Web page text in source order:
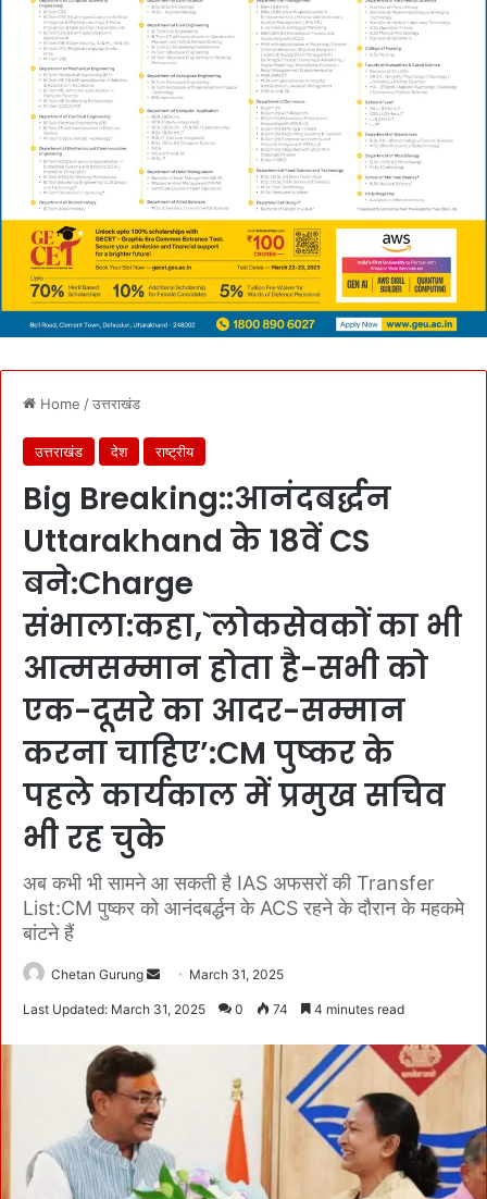
Home /उत्तराखंड
उत्तराखंड देश राष्ट्रीय
Big Breaking::आनंदबर्द्धन
Uttarakhand के 18वें CS
बने:Charge
संभाला:कहा,`लोकसेवकों का भी
आत्मसम्मान होता है-सभी को
एक-दूसरे का आदर-सम्मान
करना चाहिए’:CM पुष्कर के
पहले कार्यकाल में प्रमुख सचिव
भी रह चुके
अब कभी भी सामने आ सकती है IAS अफसरों की Transfer
List:CM पुष्कर को आनंदबर्द्धन के ACS रहने के दौरान के महकमे
बांटने हैं
Chetan Gurung
n
m
a
March 31, 2025
Last Updated: March 31, 2025 0 74 4 minutes read